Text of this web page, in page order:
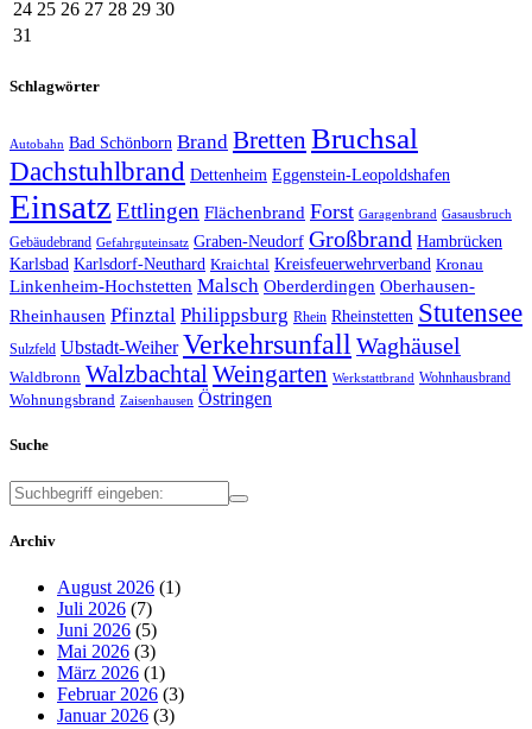
24 25 26 27 28 29 30
31
Schlagwörter
Autobahn Bad Schönborn Brand Bretten Bruchsal
Dachstuhlbrand Dettenheim Eggenstein-Leopoldshafen
Einsatz Ettlingen Flächenbrand Forst Garagenbrand Gasausbruch
Gebäudebrand Gefahrguteinsatz Graben-Neudorf Großbrand Hambrücken
Karlsbad Karlsdorf-Neuthard Kraichtal Kreisfeuerwehrverband Kronau
Linkenheim-Hochstetten Malsch Oberderdingen Oberhausen-
Rheinhausen Pfinztal Philippsburg Rhein Rheinstetten Stutensee
Sulzfeld Ubstadt-Weiher Verkehrsunfall Waghäusel
Waldbronn Walzbachtal Weingarten Werkstattbrand Wohnhausbrand
Wohnungsbrand Zaisenhausen Östringen
Suche
Archiv
August 2026 (1)
Juli 2026 (7)
Juni 2026 (5)
Mai 2026 (3)
März 2026 (1)
Februar 2026 (3)
Januar 2026 (3)